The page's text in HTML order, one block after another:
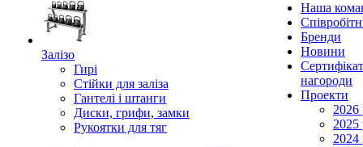
Залізо
Гирі
Стійки для заліза
Гантелі і штанги
Диски, грифи, замки
Рукоятки для тяг
Наша
Бренди
Новини
нагороди
Проекти
2026
2025
2024